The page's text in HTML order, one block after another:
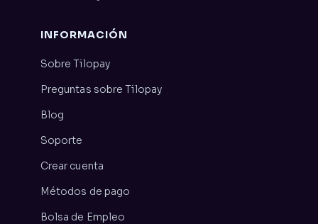
INFORMACIÓN
Sobre Tilopay
Preguntas sobre Tilopay
Blog
Soporte
Crear cuenta
Métodos de pago
Bolsa de Empleo